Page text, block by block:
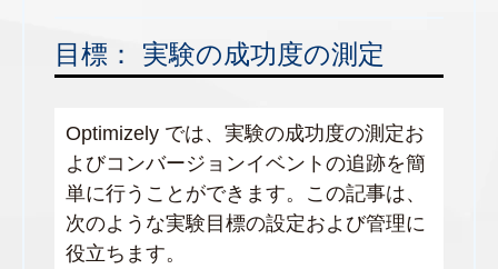
目標： 実験の成功度の測定
Optimizely では、実験の成功度の測定お
よびコンバージョンイベントの追跡を簡
単に行うことができます。この記事は、
次のような実験目標の設定および管理に
役立ちます。